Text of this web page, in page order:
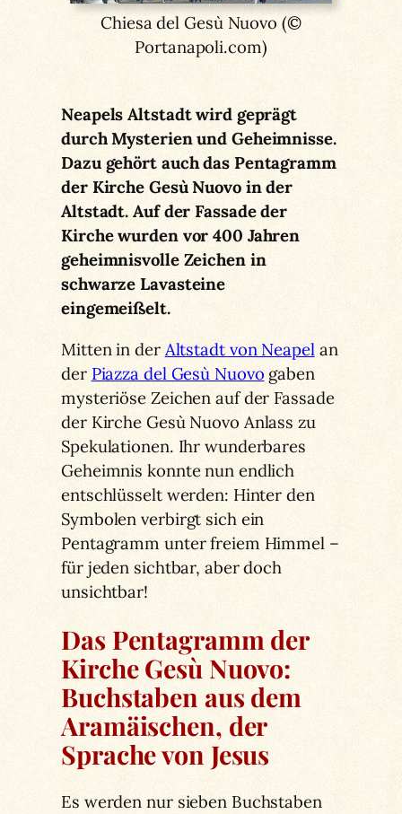
Chiesa del Gesù Nuovo (©
Portanapoli.com)
Neapels Altstadt wird geprägt
durch Mysterien und Geheimnisse.
Dazu gehört auch das Pentagramm
der Kirche Gesù Nuovo in der
Altstadt. Auf der Fassade der
Kirche wurden vor 400 Jahren
geheimnisvolle Zeichen in
schwarze Lavasteine
eingemeißelt.
Mitten in der Altstadt von Neapelan
der Piazza del Gesù Nuovo gaben
mysteriöse Zeichen auf der Fassade
der Kirche Gesù Nuovo Anlass zu
Spekulationen. Ihr wunderbares
Geheimnis konnte nun endlich
entschlüsselt werden: Hinter den
Symbolen verbirgt sich ein
Pentagramm unter freiem Himmel –
für jeden sichtbar, aber doch
unsichtbar!
Das Pentagramm der
Kirche Gesù Nuovo:
Buchstaben aus dem
Aramäischen, der
Sprache von Jesus
Es werden nur sieben Buchstaben